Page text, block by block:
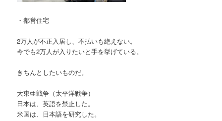
・都営住宅
2万人が不正入居し、不払いも絶えない。
今でも2万人が入りたいと手を挙げている。
きちんとしたいものだ。
大東亜戦争（太平洋戦争）
日本は、英語を禁止した。
米国は、日本語を研究した。